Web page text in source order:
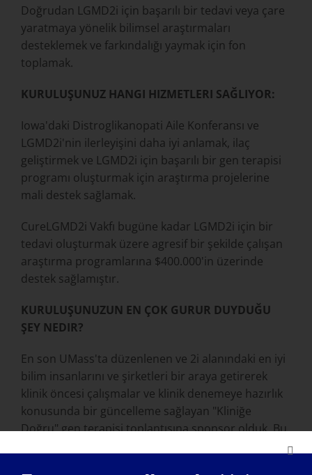
Doğrudan LGMD2i için başarılı bir tedavi veya çare
yaratmaya yönelik bilimsel araştırmaları
desteklemek ve farkındalığı yaymak için fon
toplamak.
KURULUŞUNUZ HANGI HIZMETLERI SAĞLIYOR:
Iowa'daki Distroglikanopati Aile Konferansı ve
LGMD2i'nin ilerleyişini daha iyi anlamak, ilaç
geliştirmek ve LGMD2i için başarılı bir gen terapisi
programı oluşturmak için araştırma projelerine
mali destek sağlamak.
CureLGMD2i Vakfı bugüne kadar LGMD2i için bir
tedavi oluşturmak üzere agresif bir şekilde çalışan
araştırma programlarına $400.000'in üzerinde
destek sağlamıştır.
KURULUŞUNUZUN EN ÇOK GURUR DUYDUĞU
ŞEY NEDIR?
En son UMass'ta düzenlenen ve 2i alanındaki en iyi
bilim insanlarını ve şirketleri bir araya getirerek
klinik öncesi çalışmalar ve klinik denemeye hazırlık
konusunda bir güncelleme sağlayan "Kliniğe
Doğru" gen terapisi toplantısına sponsor olduk. Bu